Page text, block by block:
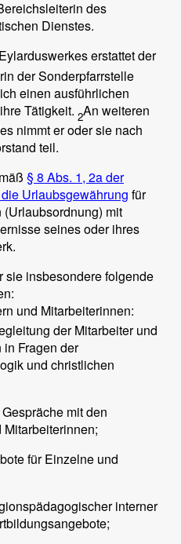
des
Dienstes.
erstattet der
der Sonderpfarrstelle
einen ausführlichen
Tätigkeit. 2An weiteren
nimmt er oder sie nach
teil.
§ 8 Abs. 1, 2a der
Urlaubsgewährung für
mit
seines oder ihres
sie insbesondere folgende
und Mitarbeiterinnen:
der Mitarbeiter und
Fragen der
und christlichen
mit den
für Einzelne und
interner